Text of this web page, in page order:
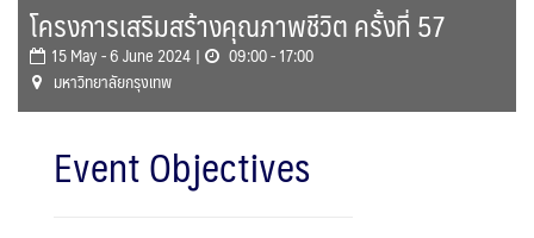
โครงการเสริมสร้างคุณภาพชีวิต ครั้งที่ 57
15 May - 6 June 2024 |
09:00 - 17:00
มหาวิทยาลัยกรุงเทพ
Event Objectives